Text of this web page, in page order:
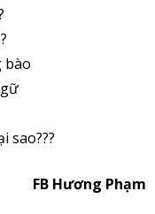
bào
sao???
FB Hương Phạm